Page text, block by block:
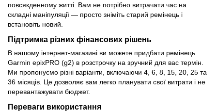
повсякденному житті. Вам не потрібно витрачати час на
складні маніпуляції — просто зніміть старий ремінець і
встановіть новий.
Підтримка різних фінансових рішень
В нашому інтернет-магазині ви можете придбати ремінець
Garmin epixPRO (g2) в розстрочку на зручний для вас термін.
Ми пропонуємо різні варіанти, включаючи 4, 6, 8, 15, 20, 25 та
36 місяців. Це дозволяє вам легко планувати свої витрати і не
перевантажувати бюджет.
Переваги використання